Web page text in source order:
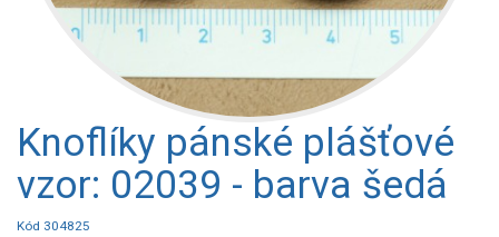
Knoflíky pánské plášťové
vzor: 02039 - barva šedá
Kód 304825